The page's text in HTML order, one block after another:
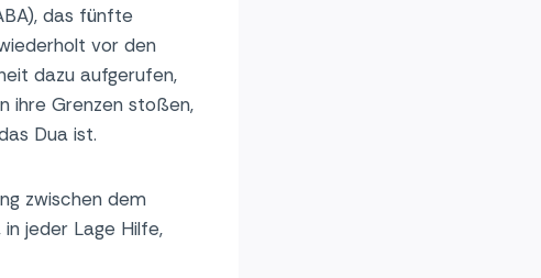
das fünfte
vor den
dazu aufgerufen,
ihre Grenzen stoßen,
Dua ist.
zwischen dem
jeder Lage Hilfe,